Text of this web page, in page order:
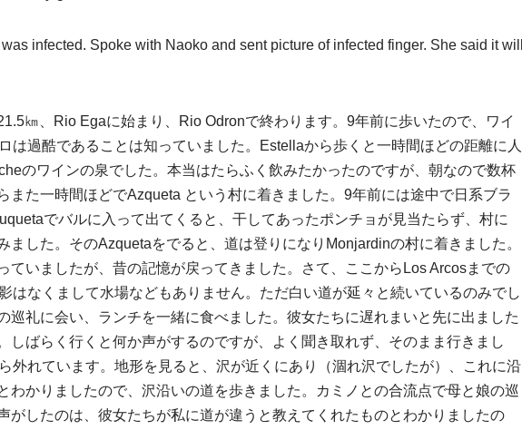
infected. Spoke with Naoko and sent picture of infected finger. She said it will
㎞、Rio Egaに始まり、Rio Odronで終わります。9年前に歩いたので、ワイ
は過酷であることは知っていました。Estellaから歩くと一時間ほどの距離に人
のワインの泉でした。本当はたらふく飲みたかったのですが、朝なので数杯
また一時間ほどでAzqueta という村に着きました。9年前には途中で日系ブラ
でバルに入って出てくると、干してあったポンチョが見当たらず、村に
ました。そのAzquetaをでると、道は登りになりMonjardinの村に着きました。
ていましたが、昔の記憶が戻ってきました。さて、ここからLos Arcosまでの
はなくまして水場などもありません。ただ白い道が延々と続いているのみでし
巡礼に会い、ランチを一緒に食べました。彼女たちに遅れまいと先に出ました
しばらく行くと何か声がするのですが、よく聞き取れず、そのまま行きまし
外れています。地形を見ると、沢が近くにあり（涸れ沢でしたが）、これに沿
わかりましたので、沢沿いの道を歩きました。カミノとの合流点で母と娘の巡
がしたのは、彼女たちが私に道が違うと教えてくれたものとわかりましたの